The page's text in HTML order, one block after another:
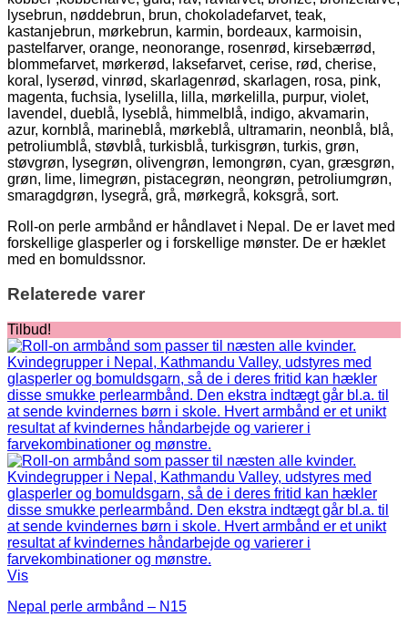
lysebrun, nøddebrun, brun, chokoladefarvet, teak,
kastanjebrun, mørkebrun, karmin, bordeaux, karmoisin,
pastelfarver, orange, neonorange, rosenrød, kirsebærrød,
blommefarvet, mørkerød, laksefarvet, cerise, rød, cherise,
koral, lyserød, vinrød, skarlagenrød, skarlagen, rosa, pink,
magenta, fuchsia, lyselilla, lilla, mørkelilla, purpur, violet,
lavendel, dueblå, lyseblå, himmelblå, indigo, akvamarin,
azur, kornblå, marineblå, mørkeblå, ultramarin, neonblå, blå,
petroliumblå, støvblå, turkisblå, turkisgrøn, turkis, grøn,
støvgrøn, lysegrøn, olivengrøn, lemongrøn, cyan, græsgrøn,
grøn, lime, limegrøn, pistacegrøn, neongrøn, petroliumgrøn,
smaragdgrøn, lysegrå, grå, mørkegrå, koksgrå, sort.
Roll-on perle armbånd er håndlavet i Nepal. De er lavet med
forskellige glasperler og i forskellige mønster. De er hæklet
med en bomuldssnor.
Relaterede varer
Tilbud!
Vis
Nepal perle armbånd – N15